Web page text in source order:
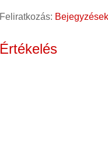
Feliratkozás:
Értékelés